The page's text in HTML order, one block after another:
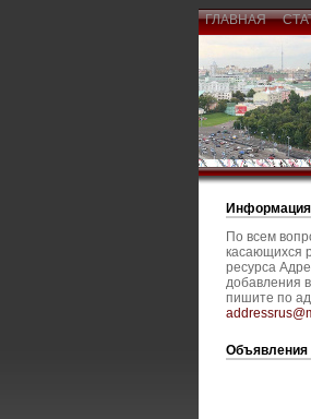
ГЛАВНАЯ
Информация
По всем
касающихся
ресурса
добавления
пишите по
Объявления